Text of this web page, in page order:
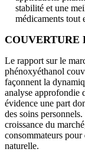
stabilité et une
médicaments tout
COUVERTURE
Le rapport sur le
phénoxyéthanol
façonnent la
analyse approfondie
évidence une part
des soins
croissance du
consommateurs
naturelle.